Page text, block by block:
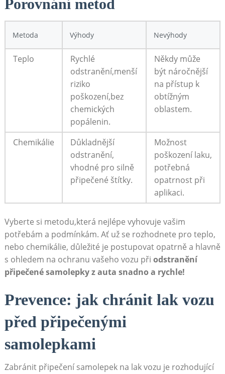
Porovnání metod
Metoda Výhody Nevýhody
Teplo
Rychlé
odstranění,menší
riziko⁤
poškození,bez
chemických
popálenin.
Někdy může
být náročnější
⁤na přístup k
obtížným
oblastem.
Chemikálie
Důkladnější
odstranění,
vhodné pro silně
připečené štítky.
Možnost
poškození laku,
potřebná
opatrnost ⁢při
aplikaci.
Vyberte ⁢si‌ metodu,která​ nejlépe vyhovuje vašim
⁣potřebám‍ a podmínkám. Ať už se ⁣rozhodnete pro teplo,
nebo chemikálie, důležité‌ je postupovat opatrně a ‍hlavně
‍s ohledem na ochranu vašeho vozu​ při⁣ odstranění‌
připečené ‌samolepky z ⁤auta snadno a rychle!
Prevence: jak chránit⁣ lak vozu​
před ⁤připečenými
samolepkami
Zabránit připečení samolepek na ‌lak vozu je rozhodující